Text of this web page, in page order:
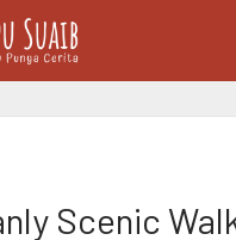
Scenic